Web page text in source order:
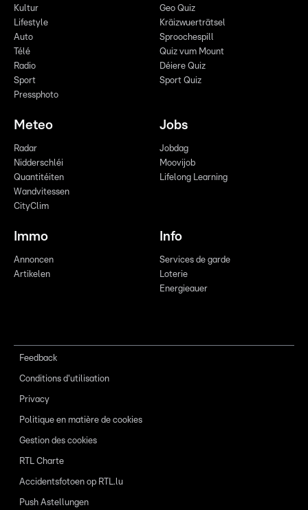
Kultur
Lifestyle
Auto
Télé
Radio
Sport
Pressphoto
Geo Quiz
Kräizwuerträtsel
Sproochespill
Quiz vum Mount
Déiere Quiz
Sport Quiz
Meteo
Radar
Nidderschléi
Quantitéiten
Wandvitessen
CityClim
Jobs
Jobdag
Moovijob
Lifelong Learning
Immo
Annoncen
Artikelen
Info
Services de garde
Loterie
Energieauer
Feedback
Conditions d'utilisation
Privacy
Politique en matière de cookies
Gestion des cookies
RTL Charte
Accidentsfotoen op RTL.lu
Push Astellungen